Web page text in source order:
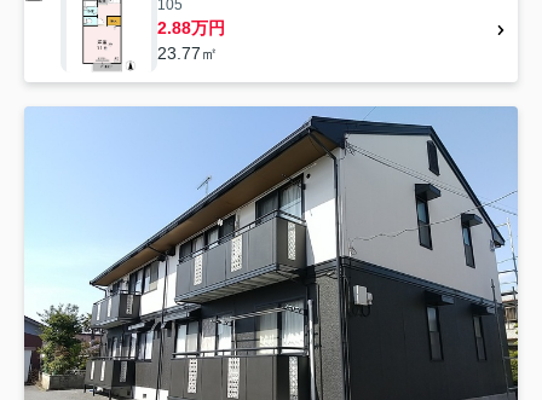
105
2.88万円
23.77㎡